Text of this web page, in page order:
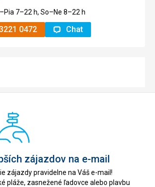
7–⁠⁠⁠⁠⁠⁠22 h, So–Ne 8–⁠⁠⁠⁠⁠⁠22 h
0472 Chat
zájazdov na e-mail
zájazdy pravidelne na Váš e-mail!
pláže, zasnežené ľadovce alebo plavbu